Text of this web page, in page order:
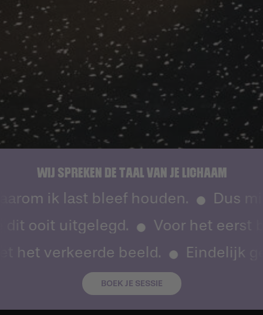
WIJ SPREKEN DE TAAL VAN JE LICHAAM
ik last bleef houden.
Dus
ooit uitgelegd.
Voor het eerst
het verkeerde beeld.
Eindelijk
BOEK JE SESSIE